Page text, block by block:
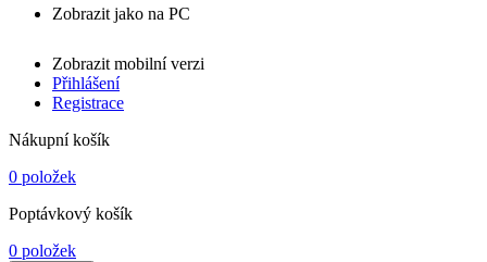
Zobrazit jako na PC
Zobrazit mobilní verzi
Přihlášení
Registrace
Nákupní košík
0 položek
Poptávkový košík
0 položek